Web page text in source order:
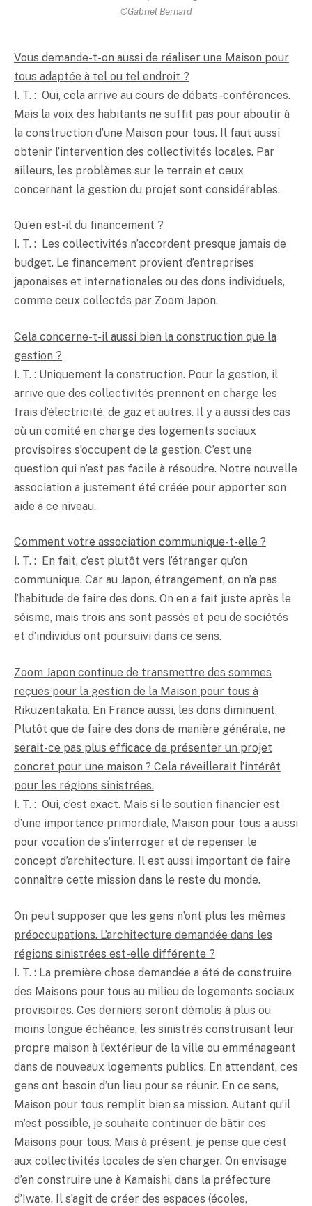
©Gabriel Bernard
Vous demande-t-on aussi de réaliser une Maison pour
tous adaptée à tel ou tel endroit ?
I. T. : Oui, cela arrive au cours de débats-conférences.
Mais la voix des habitants ne suffit pas pour aboutir à
la construction d’une Maison pour tous. Il faut aussi
obtenir l’intervention des collectivités locales. Par
ailleurs, les problèmes sur le terrain et ceux
concernant la gestion du projet sont considérables.
Qu’en est-il du financement ?
I. T. : Les collectivités n’accordent presque jamais de
budget. Le financement provient d’entreprises
japonaises et internationales ou des dons individuels,
comme ceux collectés par Zoom Japon.
Cela concerne-t-il aussi bien la construction que la
gestion ?
I. T. : Uniquement la construction. Pour la gestion, il
arrive que des collectivités prennent en charge les
frais d’électricité, de gaz et autres. Il y a aussi des cas
où un comité en charge des logements sociaux
provisoires s’occupent de la gestion. C’est une
question qui n’est pas facile à résoudre. Notre nouvelle
association a justement été créée pour apporter son
aide à ce niveau.
Comment votre association communique-t-elle ?
I. T. : En fait, c’est plutôt vers l’étranger qu’on
communique. Car au Japon, étrangement, on n’a pas
l’habitude de faire des dons. On en a fait juste après le
séisme, mais trois ans sont passés et peu de sociétés
et d’individus ont poursuivi dans ce sens.
Zoom Japon continue de transmettre des sommes
reçues pour la gestion de la Maison pour tous à
Rikuzentakata. En France aussi, les dons diminuent.
Plutôt que de faire des dons de manière générale, ne
serait-ce pas plus efficace de présenter un projet
concret pour une maison ? Cela réveillerait l’intérêt
pour les régions sinistrées.
I. T. : Oui, c’est exact. Mais si le soutien financier est
d’une importance primordiale, Maison pour tous a aussi
pour vocation de s’interroger et de repenser le
concept d’architecture. Il est aussi important de faire
connaître cette mission dans le reste du monde.
On peut supposer que les gens n’ont plus les mêmes
préoccupations. L’architecture demandée dans les
régions sinistrées est-elle différente ?
I. T. : La première chose demandée a été de construire
des Maisons pour tous au milieu de logements sociaux
provisoires. Ces derniers seront démolis à plus ou
moins longue échéance, les sinistrés construisant leur
propre maison à l’extérieur de la ville ou emménageant
dans de nouveaux logements publics. En attendant, ces
gens ont besoin d’un lieu pour se réunir. En ce sens,
Maison pour tous remplit bien sa mission. Autant qu’il
m’est possible, je souhaite continuer de bâtir ces
Maisons pour tous. Mais à présent, je pense que c’est
aux collectivités locales de s’en charger. On envisage
d’en construire une à Kamaishi, dans la préfecture
d’Iwate. Il s’agit de créer des espaces (écoles,